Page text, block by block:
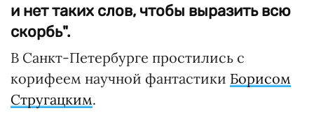
и нет таких слов, чтобы выразить всю
скорбь".
В Санкт-Петербурге простились с
корифеем научной фантастики Борисом
Стругацким.